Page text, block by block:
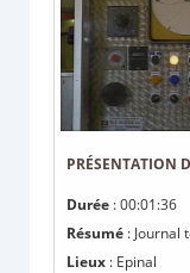
PRÉSENTATION
Durée : 00:01:36
Résumé : Journal
Lieux : Epinal